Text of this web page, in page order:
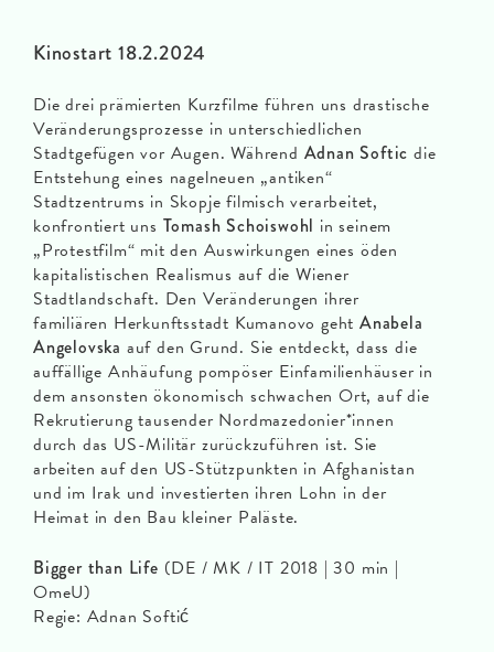
Kinostart 18.2.2024
Die drei prämierten Kurzfilme führen uns drastische
Veränderungsprozesse in unterschiedlichen
Stadtgefügen vor Augen. Während Adnan Softic die
Entstehung eines nagelneuen „antiken“
Stadtzentrums in Skopje filmisch verarbeitet,
konfrontiert uns Tomash Schoiswohl in seinem
„Protestfilm“ mit den Auswirkungen eines öden
kapitalistischen Realismus auf die Wiener
Stadtlandschaft. Den Veränderungen ihrer
familiären Herkunftsstadt Kumanovo geht Anabela
Angelovska auf den Grund. Sie entdeckt, dass die
auffällige Anhäufung pompöser Einfamilienhäuser in
dem ansonsten ökonomisch schwachen Ort, auf die
Rekrutierung tausender Nordmazedonier*innen
durch das US-Militär zurückzuführen ist. Sie
arbeiten auf den US-Stützpunkten in Afghanistan
und im Irak und investierten ihren Lohn in der
Heimat in den Bau kleiner Paläste.
Bigger than Life (DE / MK / IT 2018 | 30 min |
OmeU)
Regie: Adnan Softić